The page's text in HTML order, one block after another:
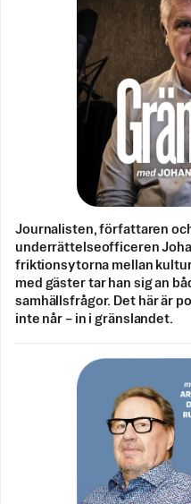
Journalisten, författaren
underrättelseofficeren
friktionsytorna mellan
med gäster tar han sig an
samhällsfrågor. Det här är
inte når – in i gränslandet.